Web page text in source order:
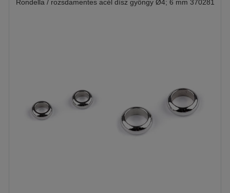
Rondella / rozsdamentes acél dísz gyöngy Ø4; 6 mm 370281